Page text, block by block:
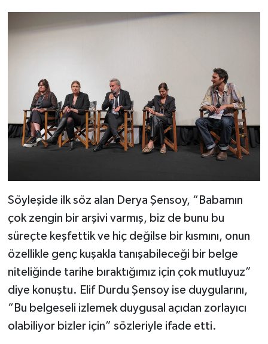
Söyleşide ilk söz alan Derya Şensoy, “Babamın
çok zengin bir arşivi varmış, biz de bunu bu
süreçte keşfettik ve hiç değilse bir kısmını, onun
özellikle genç kuşakla tanışabileceği bir belge
niteliğinde tarihe bıraktığımız için çok mutluyuz”
diye konuştu. Elif Durdu Şensoy ise duygularını,
“Bu belgeseli izlemek duygusal açıdan zorlayıcı
olabiliyor bizler için” sözleriyle ifade etti.